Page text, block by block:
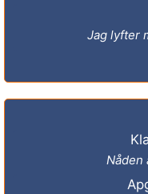
Jag lyfter
Nåden